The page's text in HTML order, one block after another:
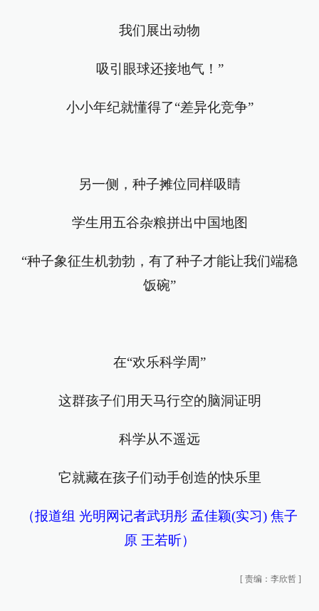
我们展出动物
吸引眼球还接地气！”
小小年纪就懂得了“差异化竞争”
另一侧，种子摊位同样吸睛
学生用五谷杂粮拼出中国地图
“种子象征生机勃勃，有了种子才能让我们端稳
饭碗”
在“欢乐科学周”
这群孩子们用天马行空的脑洞证明
科学从不遥远
它就藏在孩子们动手创造的快乐里
（报道组 光明网记者武玥彤 孟佳颖(实习) 焦子
原 王若昕）
[ 责编：李欣哲 ]